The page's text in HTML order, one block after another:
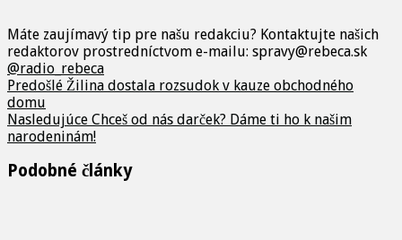
Máte zaujímavý tip pre našu redakciu? Kontaktujte našich
redaktorov prostredníctvom e-mailu: spravy@rebeca.sk
@radio_rebeca
Predošlé Žilina dostala rozsudok v kauze obchodného
domu
Nasledujúce Chceš od nás darček? Dáme ti ho k našim
narodeninám!
Podobné články